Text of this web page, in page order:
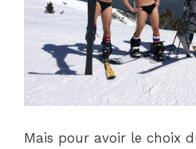
Mais pour avoir le choix